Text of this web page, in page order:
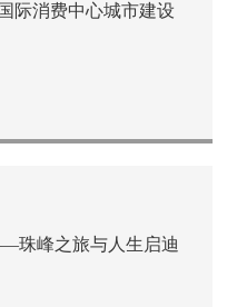
际消费中心城市建设
珠峰之旅与人生启迪